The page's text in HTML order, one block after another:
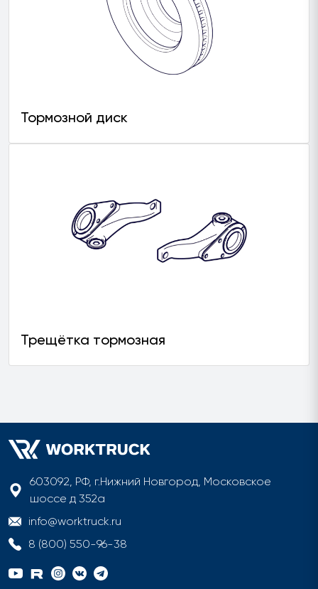
Тормозной диск
Трещётка тормозная
603092, РФ, г.Нижний Новгород, Московское
шоссе д 352а
info@worktruck.ru
8 (800) 550-96-38